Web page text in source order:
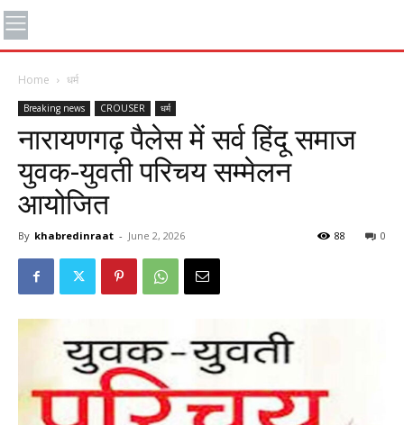
Home धर्म
Breaking news CROUSER धर्म
नारायणगढ़ पैलेस में सर्व हिंदू समाज
युवक-युवती परिचय सम्मेलन
आयोजित
By khabredinraat - June 2, 2026 0
88